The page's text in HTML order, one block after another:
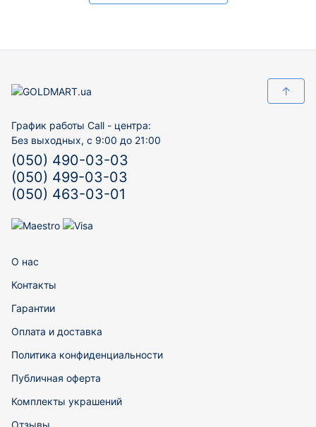
↑
График работы Call - центра:
Без выходных, с 9:00 до 21:00
(050) 490-03-03
(050) 499-03-03
(050) 463-03-01
О нас
Контакты
Гарантии
Оплата и доставка
Политика конфиденциальности
Публичная оферта
Комплекты украшений
Отзывы